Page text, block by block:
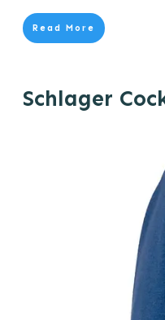
Read More
Schlager